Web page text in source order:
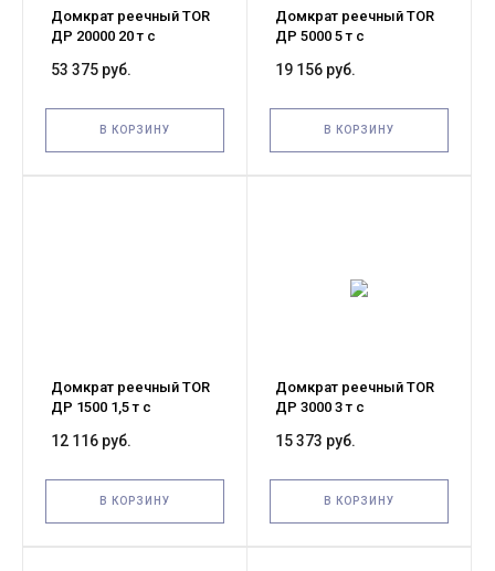
Домкрат реечный TOR
ДР 20000 20 т с
53 375 руб.
В КОРЗИНУ
Домкрат реечный TOR
ДР 5000 5 т с
19 156 руб.
В КОРЗИНУ
Домкрат реечный TOR
ДР 1500 1,5 т с
12 116 руб.
В КОРЗИНУ
Домкрат реечный TOR
ДР 3000 3 т с
15 373 руб.
В КОРЗИНУ